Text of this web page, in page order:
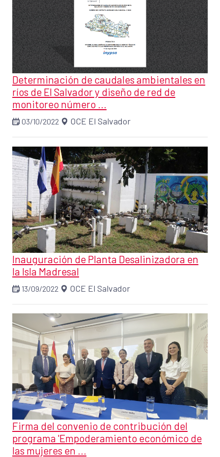
Determinación de caudales ambientales en
ríos de El Salvador y diseño de red de
monitoreo número ...
03/10/2022 OCE El Salvador
Inauguración de Planta Desalinizadora en
la Isla Madresal
13/09/2022 OCE El Salvador
Firma del convenio de contribución del
programa 'Empoderamiento económico de
las mujeres en ...